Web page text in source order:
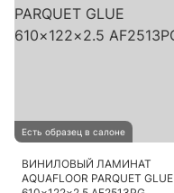
Есть образец в салоне
ВИНИЛОВЫЙ ЛАМИНАТ
AQUAFLOOR PARQUET GLUE